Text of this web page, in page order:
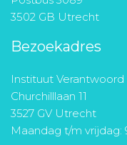
3502 GB Utrecht
Bezoekadres
Instituut
Churchilllaan 11
3527 GV Utrecht
Maandag t/m vrijdag: